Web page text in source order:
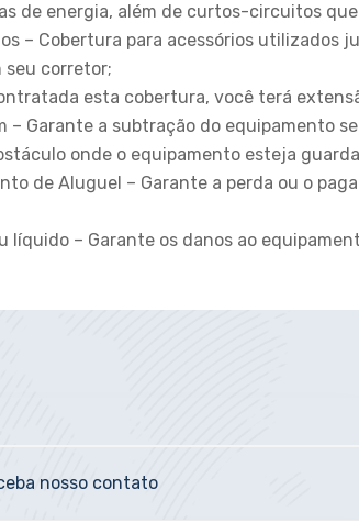
de energia, além de curtos-circuitos
– Cobertura para acessórios utilizados
seu corretor;
esta cobertura, você terá
– Garante a subtração do equipamento
onde o equipamento esteja
de Aluguel – Garante a perda ou o
líquido – Garante os danos ao
nosso contato